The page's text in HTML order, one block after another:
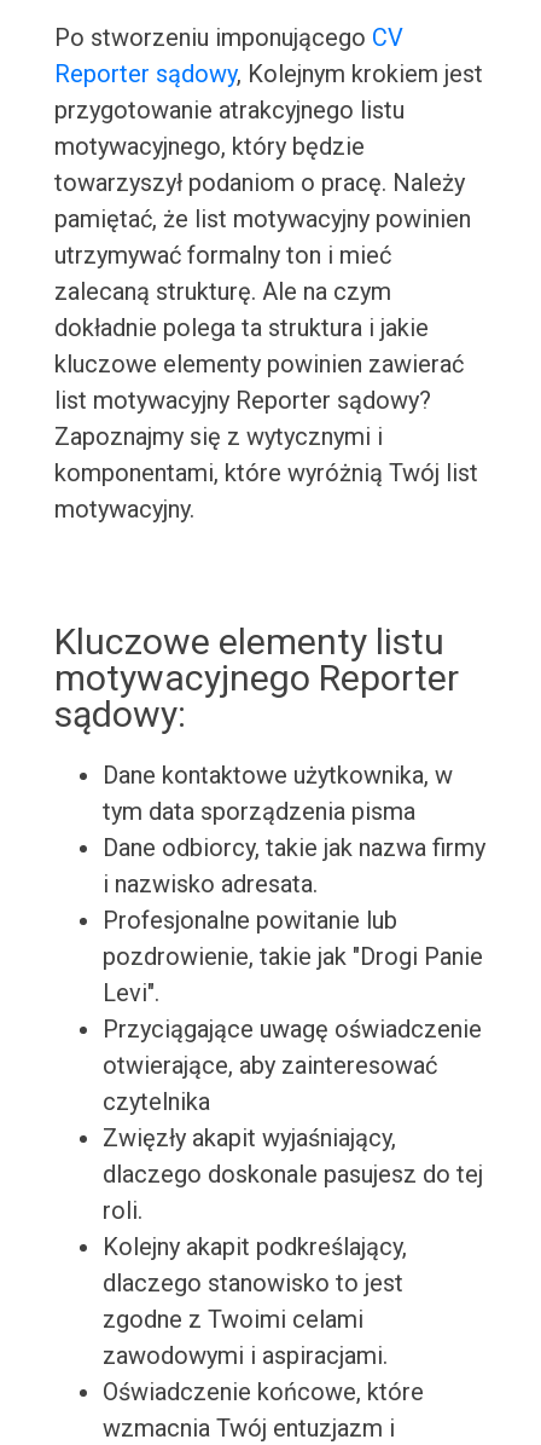
Po stworzeniu imponującego CV
Reporter sądowy, Kolejnym krokiem jest
przygotowanie atrakcyjnego listu
motywacyjnego, który będzie
towarzyszył podaniom o pracę. Należy
pamiętać, że list motywacyjny powinien
utrzymywać formalny ton i mieć
zalecaną strukturę. Ale na czym
dokładnie polega ta struktura i jakie
kluczowe elementy powinien zawierać
list motywacyjny Reporter sądowy?
Zapoznajmy się z wytycznymi i
komponentami, które wyróżnią Twój list
motywacyjny.
Kluczowe elementy listu
motywacyjnego Reporter
sądowy:
Dane kontaktowe użytkownika, w
tym data sporządzenia pisma
Dane odbiorcy, takie jak nazwa firmy
i nazwisko adresata.
Profesjonalne powitanie lub
pozdrowienie, takie jak "Drogi Panie
Levi".
Przyciągające uwagę oświadczenie
otwierające, aby zainteresować
czytelnika
Zwięzły akapit wyjaśniający,
dlaczego doskonale pasujesz do tej
roli.
Kolejny akapit podkreślający,
dlaczego stanowisko to jest
zgodne z Twoimi celami
zawodowymi i aspiracjami.
Oświadczenie końcowe, które
wzmacnia Twój entuzjazm i